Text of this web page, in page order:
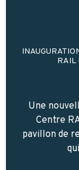
RAIL
Une
Centre
pavillon de